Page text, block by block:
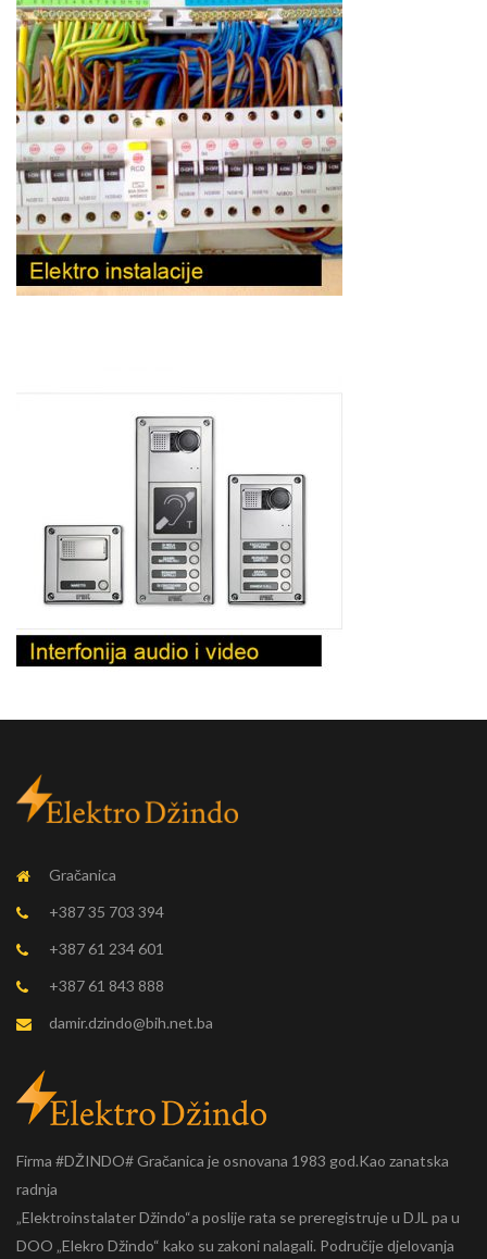
Gračanica
+387 35 703 394
+387 61 234 601
+387 61 843 888
damir.dzindo@bih.net.ba
Firma #DŽINDO# Gračanica je osnovana 1983 god.Kao zanatska
radnja
„Elektroinstalater Džindo“a poslije rata se preregistruje u DJL pa u
DOO „Elekro Džindo“ kako su zakoni nalagali. Područije djelovanja